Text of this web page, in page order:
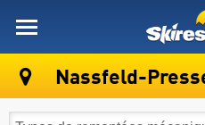
Nassfeld-